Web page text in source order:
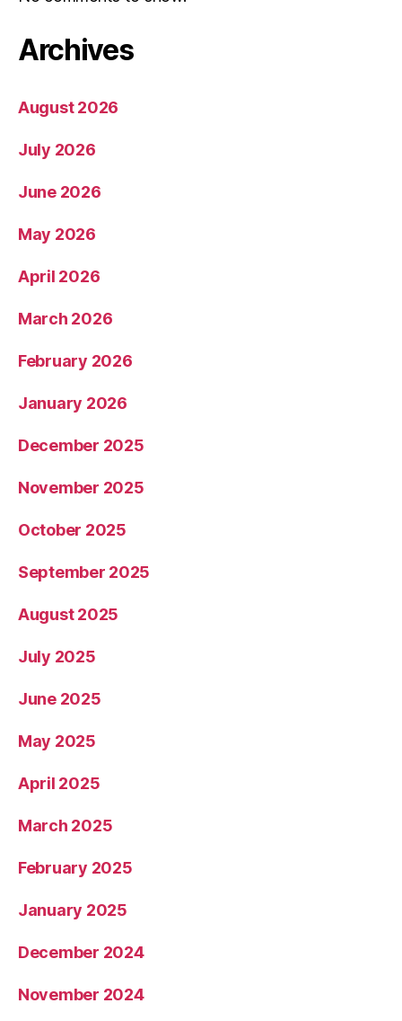
Archives
August 2026
July 2026
June 2026
May 2026
April 2026
March 2026
February 2026
January 2026
December 2025
November 2025
October 2025
September 2025
August 2025
July 2025
June 2025
May 2025
April 2025
March 2025
February 2025
January 2025
December 2024
November 2024